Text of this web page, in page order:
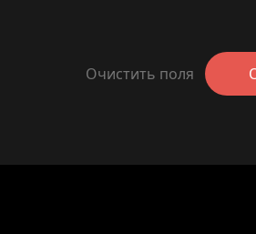
Очистить поля